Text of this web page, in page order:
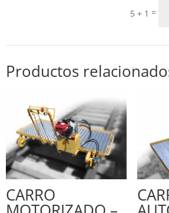
5 + 1 =
Productos
CARRO